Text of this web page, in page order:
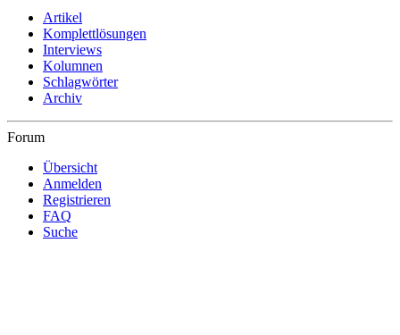
Artikel
Komplettlösungen
Interviews
Kolumnen
Schlagwörter
Archiv
Forum
Übersicht
Anmelden
Registrieren
FAQ
Suche